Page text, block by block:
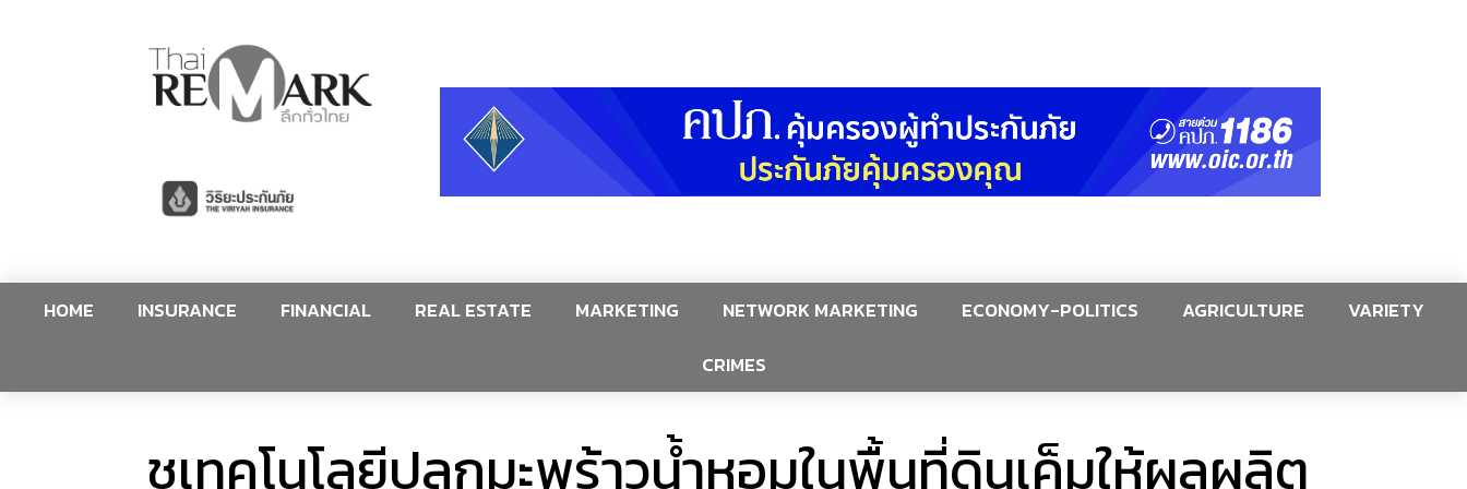
HOME INSURANCE FINANCIAL REAL ESTATE MARKETING NETWORK MARKETING ECONOMY-POLITICS AGRICULTURE
VARIETY
CRIMES
ชูเทคโนโลยีปลูกมะพร้าวน้ำหอมในพื้นที่ดินเค็มให้ผลผลิต